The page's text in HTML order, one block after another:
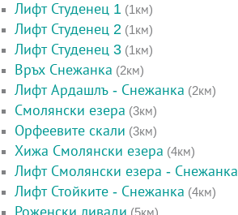
Лифт Студенец 1 (1км)
Лифт Студенец 2 (1км)
Лифт Студенец 3 (1км)
Връх Снежанка (2км)
Лифт Ардашлъ - Снежанка (2км)
Смолянски езера (3км)
Орфеевите скали (3км)
Хижа Смолянски езера (4км)
Лифт Смолянски езера - Снежанка
Лифт Стойките - Снежанка (4км)
Роженски ливади (5км)